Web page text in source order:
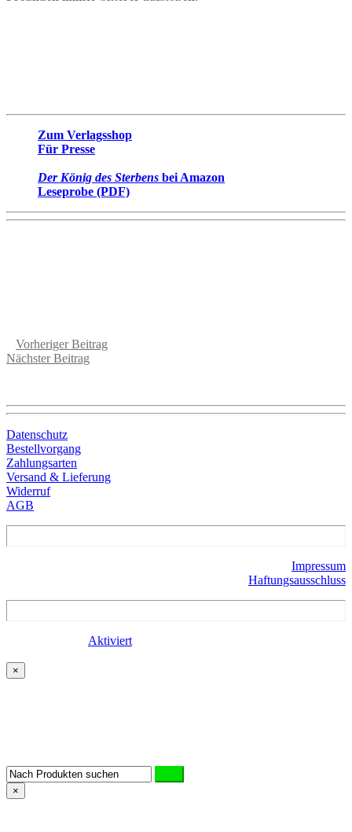
Zum Verlagsshop
Für Presse
Der König des Sterbens bei Amazon
Leseprobe (PDF)
Vorheriger Beitrag
Nächster Beitrag
Datenschutz
Bestellvorgang
Zahlungsarten
Versand & Lieferung
Widerruf
AGB
Impressum
Haftungsausschluss
Aktiviert
×
×